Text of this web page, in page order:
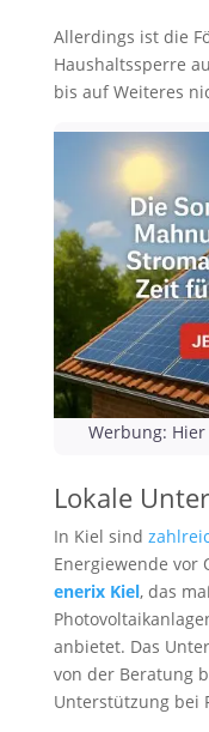
Allerdings ist die
Haushaltssperre
bis auf Weiteres
Werbung:
Lokale
In Kiel sind
Energiewende vor
enerix Kiel, das
anbietet. Das
von der Beratung
Unterstützung bei